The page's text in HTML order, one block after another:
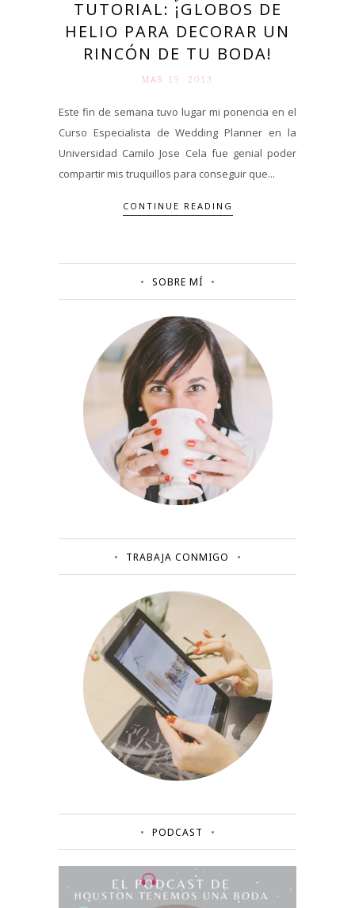
TUTORIAL: ¡GLOBOS DE
HELIO PARA DECORAR UN
RINCÓN DE TU BODA!
MAR 19. 2013
Este fin de semana tuvo lugar mi ponencia en el
Curso Especialista de Wedding Planner en la
Universidad Camilo Jose Cela fue genial poder
compartir mis truquillos para conseguir que...
CONTINUE READING
SOBRE MÍ
TRABAJA CONMIGO
PODCAST